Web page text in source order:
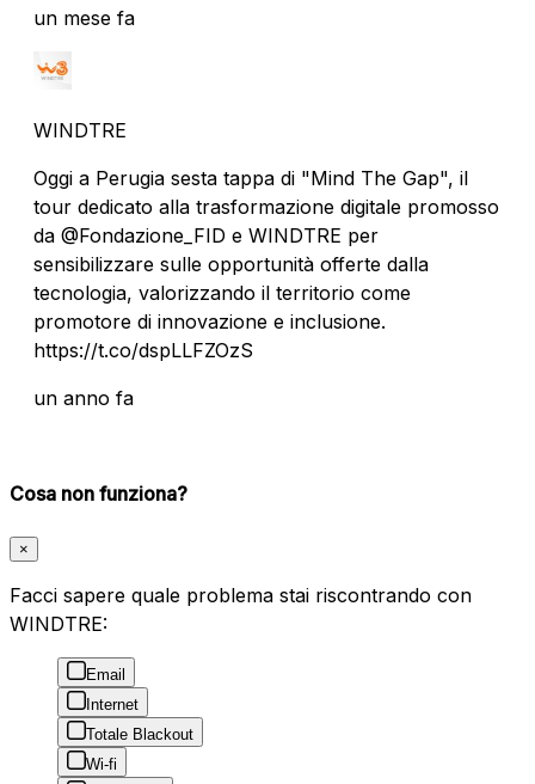
un mese fa
WINDTRE
Oggi a Perugia sesta tappa di "Mind The Gap", il
tour dedicato alla trasformazione digitale promosso
da @Fondazione_FID e WINDTRE per
sensibilizzare sulle opportunità offerte dalla
tecnologia, valorizzando il territorio come
promotore di innovazione e inclusione.
https://t.co/dspLLFZOzS
un anno fa
Cosa non funziona?
×
Facci sapere quale problema stai riscontrando con
WINDTRE:
Email
Internet
Totale Blackout
Wi-fi